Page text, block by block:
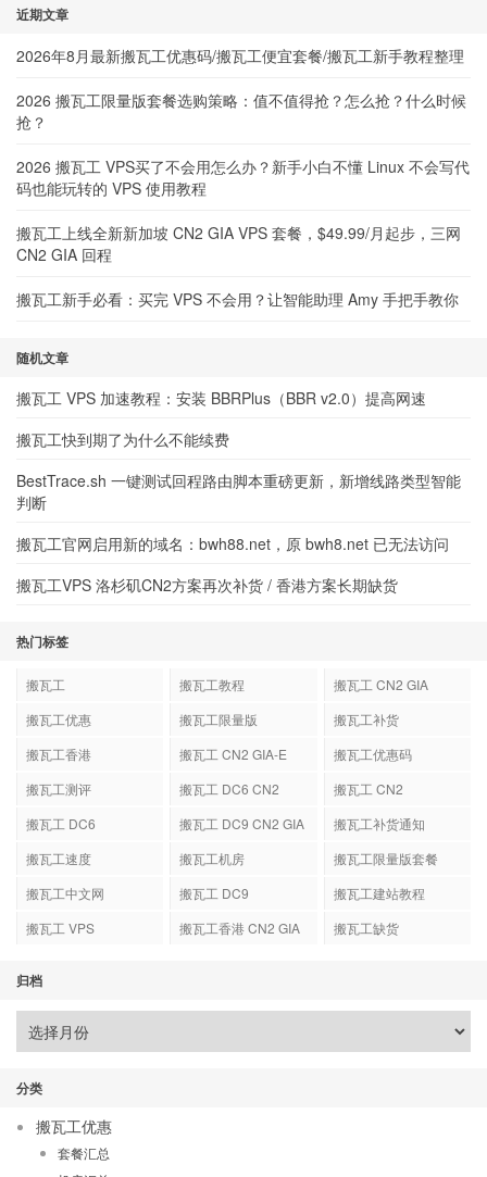
近期文章
2026年8月最新搬瓦工优惠码/搬瓦工便宜套餐/搬瓦工新手教程整理
2026 搬瓦工限量版套餐选购策略：值不值得抢？怎么抢？什么时候
抢？
2026 搬瓦工 VPS买了不会用怎么办？新手小白不懂 Linux 不会写代
码也能玩转的 VPS 使用教程
搬瓦工上线全新新加坡 CN2 GIA VPS 套餐，$49.99/月起步，三网
CN2 GIA 回程
搬瓦工新手必看：买完 VPS 不会用？让智能助理 Amy 手把手教你
随机文章
搬瓦工 VPS 加速教程：安装 BBRPlus（BBR v2.0）提高网速
搬瓦工快到期了为什么不能续费
BestTrace.sh 一键测试回程路由脚本重磅更新，新增线路类型智能
判断
搬瓦工官网启用新的域名：bwh88.net，原 bwh8.net 已无法访问
搬瓦工VPS 洛杉矶CN2方案再次补货 / 香港方案长期缺货
热门标签
搬瓦工 搬瓦工教程
搬瓦工 CN2 GIA
搬瓦工优惠
搬瓦工限量版
搬瓦工补货
搬瓦工香港
搬瓦工 CN2 GIA-E
搬瓦工优惠码
搬瓦工测评
搬瓦工 DC6 CN2
搬瓦工 CN2
搬瓦工 DC6
搬瓦工 DC9 CN2 GIA
搬瓦工补货通知
搬瓦工速度
搬瓦工机房
搬瓦工限量版套餐
搬瓦工中文网
搬瓦工 DC9
搬瓦工建站教程
搬瓦工 VPS
搬瓦工香港 CN2 GIA 搬瓦工缺货
归档
分类
搬瓦工优惠
套餐汇总